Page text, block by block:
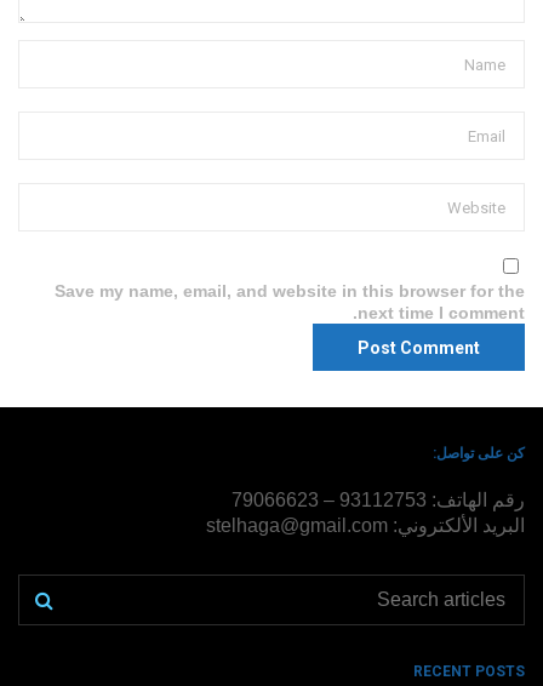
Save my name, email, and website in this browser for the
next time I comment.
كن على تواصل:
رقم الهاتف: 93112753 – 79066623
البريد الألكتروني: stelhaga@gmail.com
RECENT POSTS